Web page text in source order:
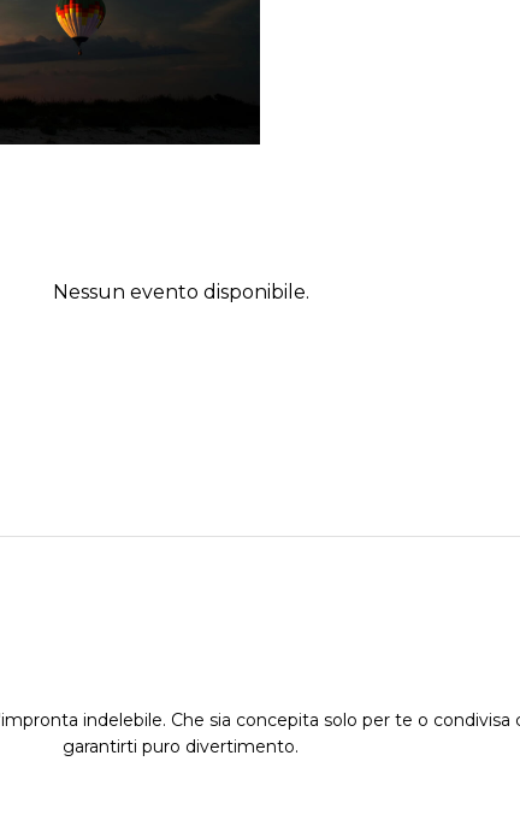
Nessun evento disponibile.
indelebile. Che sia concepita solo per te o
garantirti puro divertimento.